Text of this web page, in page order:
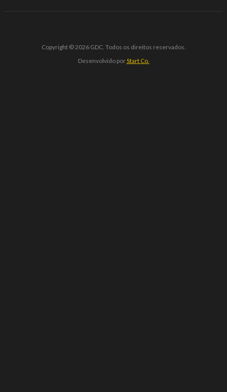
Copyright © 2026 GDC. Todos os direitos reservados.
Desenvolvido porStart Co.